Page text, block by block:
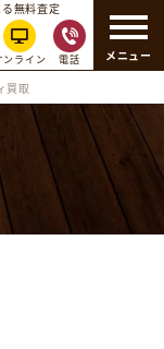
メニュー
無料査定
ンライン 電話
買取